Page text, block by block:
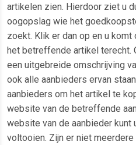
artikelen zien. Hierdoor ziet u
oogopslag wie het
zoekt. Klik er dan op en u komt
het betreffende artikel terecht.
een uitgebreide omschrijving
ook alle aanbieders ervan
aanbieders om het artikel te
website van de betreffende
website van de aanbieder kunt
voltooien. Zijn er niet